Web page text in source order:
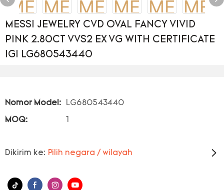
MESSI JEWELRY CVD OVAL FANCY VIVID
PINK 2.80CT VVS2 EX VG WITH CERTIFICATE
IGI LG680543440
Nomor Model: LG680543440
MOQ:
Dikirim ke: Pilih negara / wilayah